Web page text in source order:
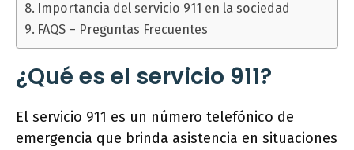
Importancia del servicio 911 en la sociedad
FAQS – Preguntas Frecuentes
¿Qué es el servicio 911?
El servicio 911 es un número telefónico de
emergencia que brinda asistencia en situaciones